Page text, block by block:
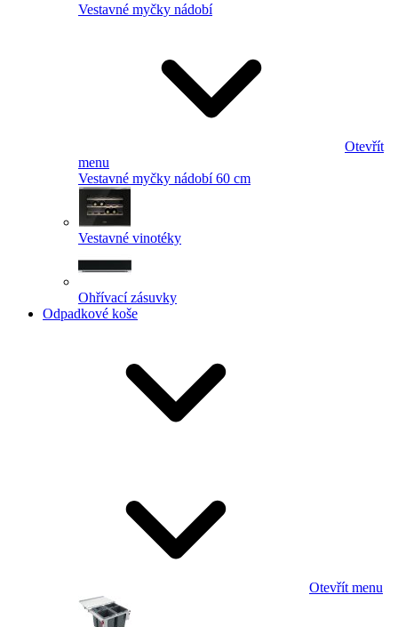
Vestavné myčky nádobí
Otevřít
menu
Vestavné myčky nádobí 60 cm
Vestavné vinotéky
Ohřívací zásuvky
Odpadkové koše
Otevřít menu